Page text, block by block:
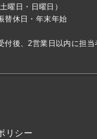
曜日・日曜日）
替休日・年末年始
付後、2営業日以内に担当
リシー